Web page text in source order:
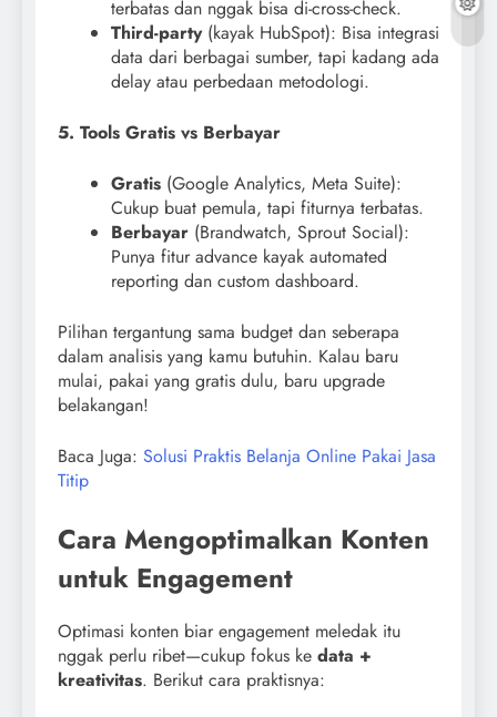
terbatas dan nggak bisa di-cross-check.
Third-party(kayak HubSpot): Bisa integrasi
data dari berbagai sumber, tapi kadang ada
delay atau perbedaan metodologi.
5. Tools Gratis vs Berbayar
Gratis (Google Analytics, Meta Suite):
Cukup buat pemula, tapi fiturnya terbatas.
Berbayar (Brandwatch, Sprout Social):
Punya fitur advance kayak automated
reporting dan custom dashboard.
Pilihan tergantung sama budget dan seberapa
dalam analisis yang kamu butuhin. Kalau baru
mulai, pakai yang gratis dulu, baru upgrade
belakangan!
Baca Juga: Solusi Praktis Belanja Online Pakai Jasa
Titip
Cara Mengoptimalkan Konten
untuk Engagement
Optimasi konten biar engagement meledak itu
nggak perlu ribet—cukup fokus ke data +
kreativitas. Berikut cara praktisnya: